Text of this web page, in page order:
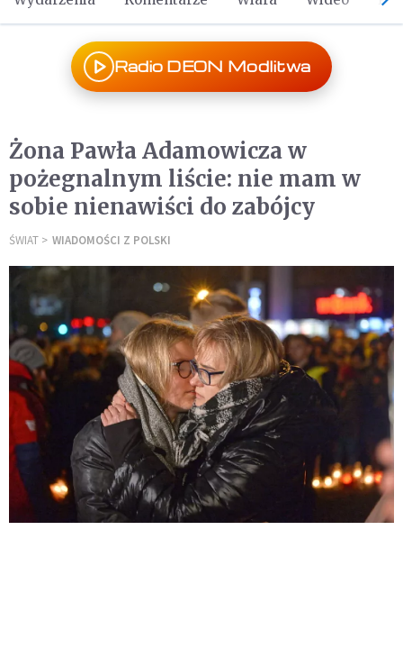
Radio DEON Modlitwa
Żona Pawła Adamowicza w
pożegnalnym liście: nie mam w
sobie nienawiści do zabójcy
ŚWIAT WIADOMOŚCI Z POLSKI